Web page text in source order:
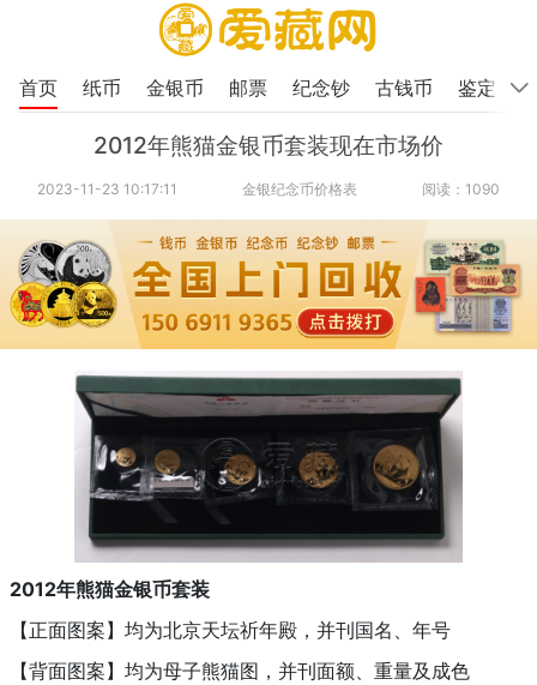
首页 纸币 金银币 邮票 纪念钞 古钱币 鉴定
2012年熊猫金银币套装现在市场价
2023-11-23 10:17:11 金银纪念币价格表 阅读：1090
2012年熊猫金银币套装
【正面图案】均为北京天坛祈年殿，并刊国名、年号
【背面图案】均为母子熊猫图，并刊面额、重量及成色